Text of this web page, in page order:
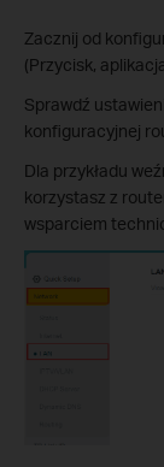
Zacznij od
(Przycisk,
Sprawdź
konfiguracyjnej
Dla przykładu
korzystasz z
wsparciem